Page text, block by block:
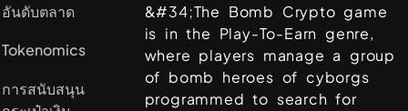
อันดับตลาด
Tokenomics
การสนับสนุน
&#34;The Bomb Crypto game
is in the Play-To-Earn genre,
where players manage a group
of bomb heroes of cyborgs
programmed to search for